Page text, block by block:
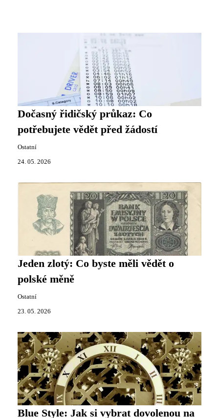
Dočasný řidičský průkaz: Co
potřebujete vědět před žádostí
Ostatní
24. 05. 2026
Jeden zlotý: Co byste měli vědět o
polské měně
Ostatní
23. 05. 2026
Blue Style: Jak si vybrat dovolenou na